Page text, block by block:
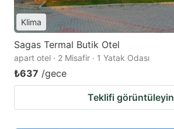
Klima
Sagas Termal Butik Otel
apart otel · 2 Misafir · 1 Yatak Odası
₺637 /gece
Teklifi görüntüleyin